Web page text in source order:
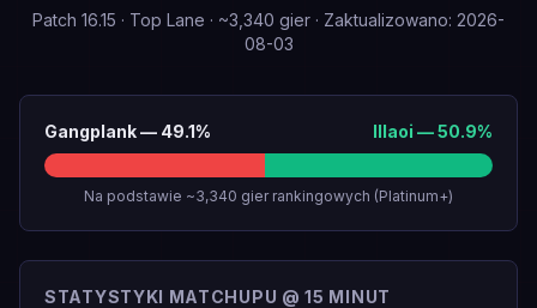
Patch 16.15 · Top Lane · ~3,340 gier · Zaktualizowano: 2026-
08-03
Gangplank— 49.1% Illaoi —50.9%
Na podstawie ~3,340 gier rankingowych (Platinum+)
STATYSTYKI MATCHUPU @ 15 MINUT